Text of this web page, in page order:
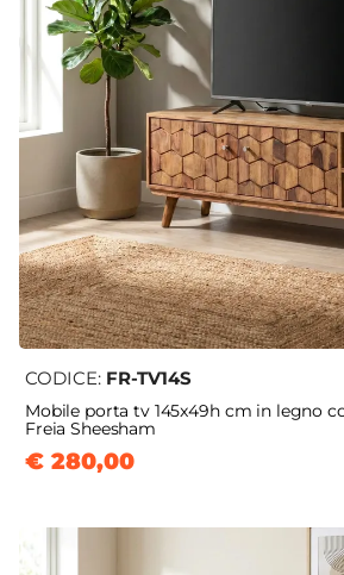
CODICE: FR-TV14S
Mobile porta tv 145x49h cm in legno
Freia Sheesham
€ 280,00